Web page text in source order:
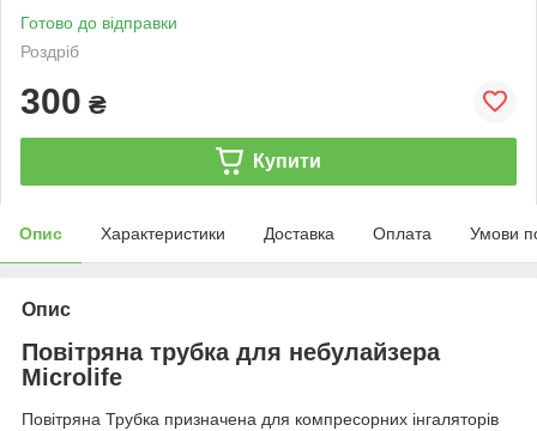
Готово до відправки
Роздріб
300 ₴
Купити
Опис Характеристики Доставка Оплата Умови
Опис
Повітряна трубка для небулайзера
Microlife
Повітряна Трубка призначена для компресорних інгаляторів